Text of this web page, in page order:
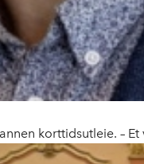
korttidsutleie. –